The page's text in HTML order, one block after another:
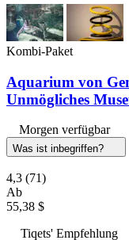
Kombi-Paket
Aquarium von
Unmögliches
Morgen verfügbar
Was ist inbegriffen?
4,3 (71)
Ab
55,38 $
Tiqets' Empfehlung